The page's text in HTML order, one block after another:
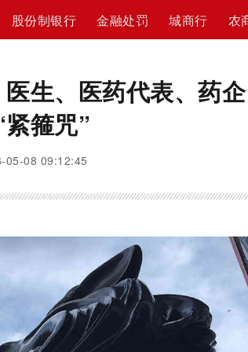
股份制银行 金融处罚 城商行 农
生、医药代表、药企
箍咒”
08 09:12:45